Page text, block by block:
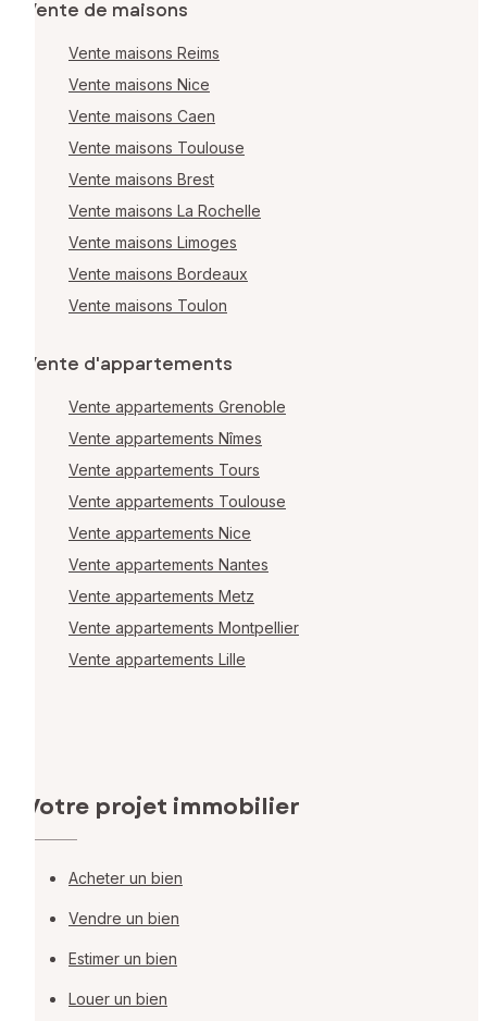
Vente de maisons
Vente maisons Reims
Vente maisons Nice
Vente maisons Caen
Vente maisons Toulouse
Vente maisons Brest
Vente maisons La Rochelle
Vente maisons Limoges
Vente maisons Bordeaux
Vente maisons Toulon
Vente d'appartements
Vente appartements Grenoble
Vente appartements Nîmes
Vente appartements Tours
Vente appartements Toulouse
Vente appartements Nice
Vente appartements Nantes
Vente appartements Metz
Vente appartements Montpellier
Vente appartements Lille
Votre projet immobilier
Acheter un bien
Vendre un bien
Estimer un bien
Louer un bien